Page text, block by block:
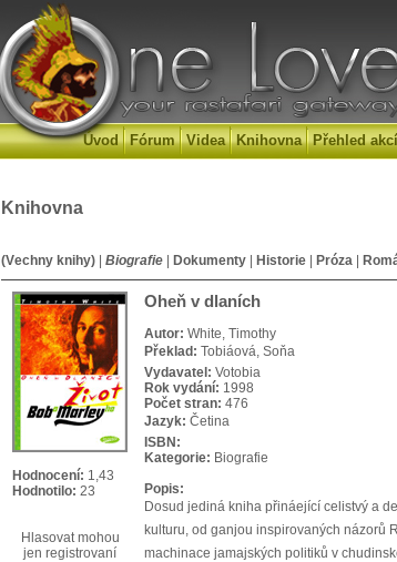
Úvod Fórum Videa Knihovna Přehled akcí
Knihovna
(Vechny knihy) Biografie Dokumenty Historie Próza
Hodnocení: 1,43
Hodnotilo: 23
Hlasovat mohou
jen registrovaní
Oheň v dlaních
Autor: White, Timothy
Překlad: Tobiáová, Soňa
Vydavatel: Votobia
Rok vydání: 1998
Počet stran: 476
Jazyk: Četina
ISBN:
Kategorie: Biografie
Popis:
Dosud jediná kniha přináející celistvý a
kulturu, od ganjou inspirovaných názorů
machinace jamajských politiků v